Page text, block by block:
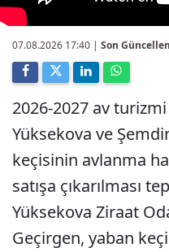
07.08.2026 17:40 | Son
2026-2027 av
Yüksekova ve
keçisinin avlanma
satışa çıkarılması
Yüksekova Ziraat
Geçirgen, yaban